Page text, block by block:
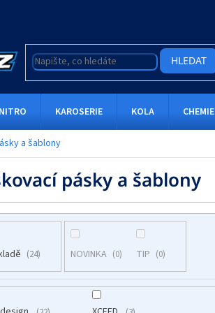
HLEDAT
NITRO KAROSERIE KOLA CHEMIE
a šablony
pásky a šablony
24 NOVINKA 0 TIP 0